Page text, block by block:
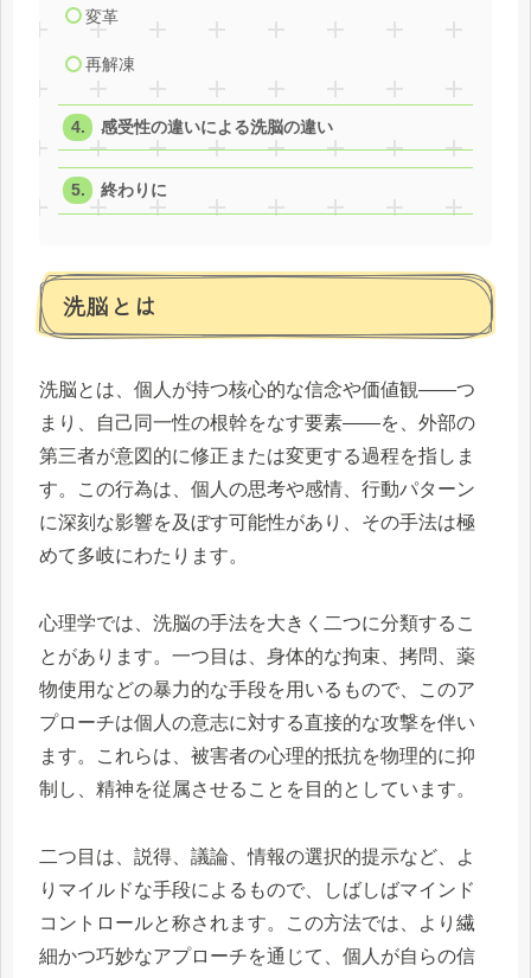
変革
再解凍
感受性の違いによる洗脳の違い
終わりに
洗脳とは
洗脳とは、個人が持つ核心的な信念や価値観――つ
まり、自己同一性の根幹をなす要素――を、外部の
第三者が意図的に修正または変更する過程を指しま
す。この行為は、個人の思考や感情、行動パターン
に深刻な影響を及ぼす可能性があり、その手法は極
めて多岐にわたります。
心理学では、洗脳の手法を大きく二つに分類するこ
とがあります。一つ目は、身体的な拘束、拷問、薬
物使用などの暴力的な手段を用いるもので、このア
プローチは個人の意志に対する直接的な攻撃を伴い
ます。これらは、被害者の心理的抵抗を物理的に抑
制し、精神を従属させることを目的としています。
二つ目は、説得、議論、情報の選択的提示など、よ
りマイルドな手段によるもので、しばしばマインド
コントロールと称されます。この方法では、より繊
細かつ巧妙なアプローチを通じて、個人が自らの信